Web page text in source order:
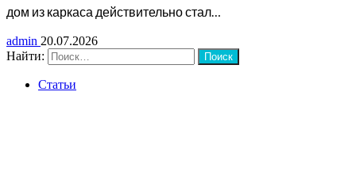
дом из каркаса действительно стал…
admin 20.07.2026
Найти:
Статьи